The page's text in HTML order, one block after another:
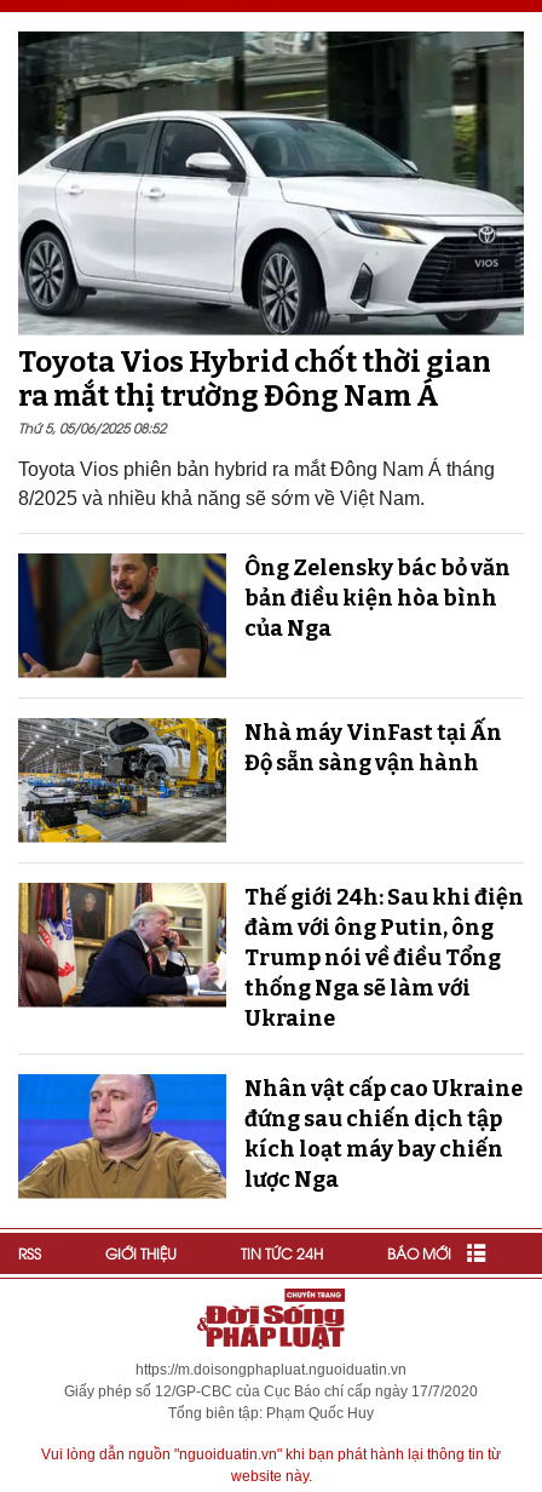
Toyota Vios Hybrid chốt thời gian
ra mắt thị trường Đông Nam Á
Thứ 5, 05/06/2025 08:52
Toyota Vios phiên bản hybrid ra mắt Đông Nam Á tháng
8/2025 và nhiều khả năng sẽ sớm về Việt Nam.
Ông Zelensky bác bỏ văn
bản điều kiện hòa bình
của Nga
Nhà máy VinFast tại Ấn
Độ sẵn sàng v​​​​​​​ận hành
Thế giới 24h: Sau khi điện
đàm với ông Putin, ông
Trump nói về điều Tổng
thống Nga sẽ làm với
Ukraine
Nhân vật cấp cao Ukraine
đứng sau chiến dịch tập
kích loạt máy bay chiến
lược Nga
RSS GIỚI THIỆU TIN TỨC 24H BÁO MỚI
https://m.doisongphapluat.nguoiduatin.vn
Giấy phép số 12/GP-CBC của Cục Báo chí cấp ngày 17/7/2020
Tổng biên tập: Phạm Quốc Huy
Vui lòng dẫn nguồn "nguoiduatin.vn" khi bạn phát hành lại thông tin từ
website này.